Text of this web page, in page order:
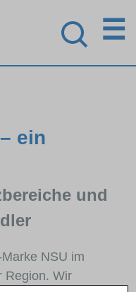
☰
ein
und
NSU im
Region. Wir